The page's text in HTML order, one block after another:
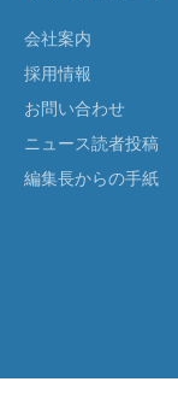
会社案内
採用情報
お問い合わせ
ニュース読者投稿
編集長からの手紙